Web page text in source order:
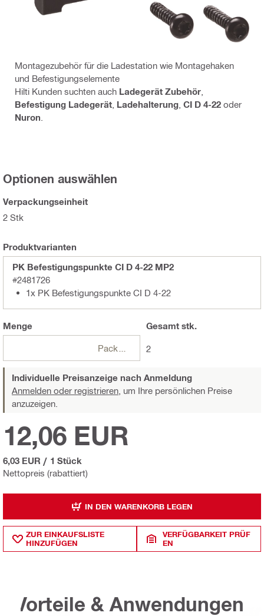
Montagezubehör für die Ladestation wie Montagehaken
und Befestigungselemente
Hilti Kunden suchten auch Ladegerät Zubehör
Befestigung Ladegerät Ladehalterung CI D 4-22 oder
Nuron
Optionen auswählen
Verpackungseinheit
2 Stk
Produktvarianten
PK Befestigungspunkte CI D 4-22 MP2
#2481726
1x PK Befestigungspunkte CI D 4-22
Menge
Packungen
Gesamtstk.
2
Individuelle Preisanzeige nach Anmeldung
Anmelden oder registrieren, um Ihre persönlichen Preise
anzuzeigen.
Nettopreis (rabattiert)
12,06 EUR
6,03 EUR / 1 Stück
IN DEN WARENKORB LEGEN
ZUR EINKAUFSLISTE
HINZUFÜGEN
VERFÜGBARKEIT PRÜF
EN
Vorteile & Anwendungen